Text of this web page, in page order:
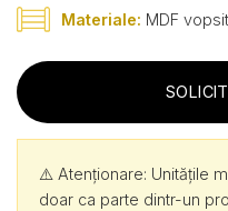
Materiale: MDF vopsit
⚠️ Atenționare: Unitățile
doar ca parte dintr-un